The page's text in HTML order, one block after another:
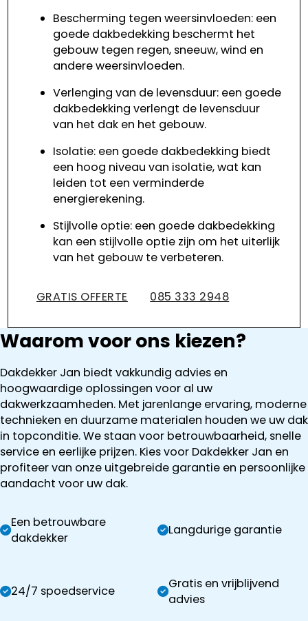
Bescherming tegen weersinvloeden: een
goede dakbedekking beschermt het
gebouw tegen regen, sneeuw, wind en
andere weersinvloeden.
Verlenging van de levensduur: een goede
dakbedekking verlengt de levensduur
van het dak en het gebouw.
Isolatie: een goede dakbedekking biedt
een hoog niveau van isolatie, wat kan
leiden tot een verminderde
energierekening.
Stijlvolle optie: een goede dakbedekking
kan een stijlvolle optie zijn om het uiterlijk
van het gebouw te verbeteren.
GRATIS OFFERTE 085 333 2948
Waarom voor ons kiezen?
Dakdekker Jan biedt vakkundig advies en
hoogwaardige oplossingen voor al uw
dakwerkzaamheden. Met jarenlange ervaring, moderne
technieken en duurzame materialen houden we uw dak
in topconditie. We staan voor betrouwbaarheid, snelle
service en eerlijke prijzen. Kies voor Dakdekker Jan en
profiteer van onze uitgebreide garantie en persoonlijke
aandacht voor uw dak.
Een betrouwbare
dakdekker
Langdurige garantie
24/7 spoedservice
Gratis en vrijblijvend
advies